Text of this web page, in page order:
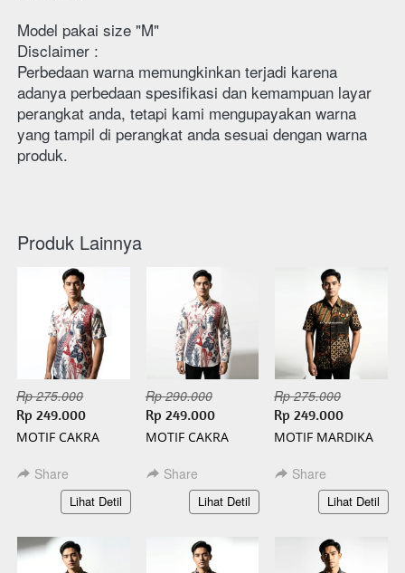
Model pakai size "M"
Disclaimer :
Perbedaan warna memungkinkan terjadi karena
adanya perbedaan spesifikasi dan kemampuan layar
perangkat anda, tetapi kami mengupayakan warna
yang tampil di perangkat anda sesuai dengan warna
produk.
Produk Lainnya
Rp 275.000
Rp 249.000
MOTIF CAKRA
SLIMFIT
Share
`Lihat Detil
Rp 290.000
Rp 249.000
MOTIF CAKRA
SLIMFIT
Share
`
Lihat Detil
Rp 275.000
Rp 249.000
MOTIF MARDIKA
SLIMFIT
Share
`Lihat Detil